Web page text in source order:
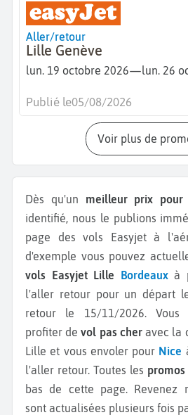
Aller/retour
Lille Genève
lun. 19 octobre 2026—lun. 26
Publié le05/08/2026
Voir plus de
Dès qu'un meilleur prix
identifié, nous le publions
page des vols Easyjet à
d'exemple vous pouvez
vols Easyjet Lille Bordeaux à
l'aller retour pour un départ
retour le 15/11/2026.Vous
profiter devol pas cheravec la
Lille et vous envoler pour Nice
l'aller retour. Toutes les
bas de cette page. Revenez
sont actualisées plusieurs fois